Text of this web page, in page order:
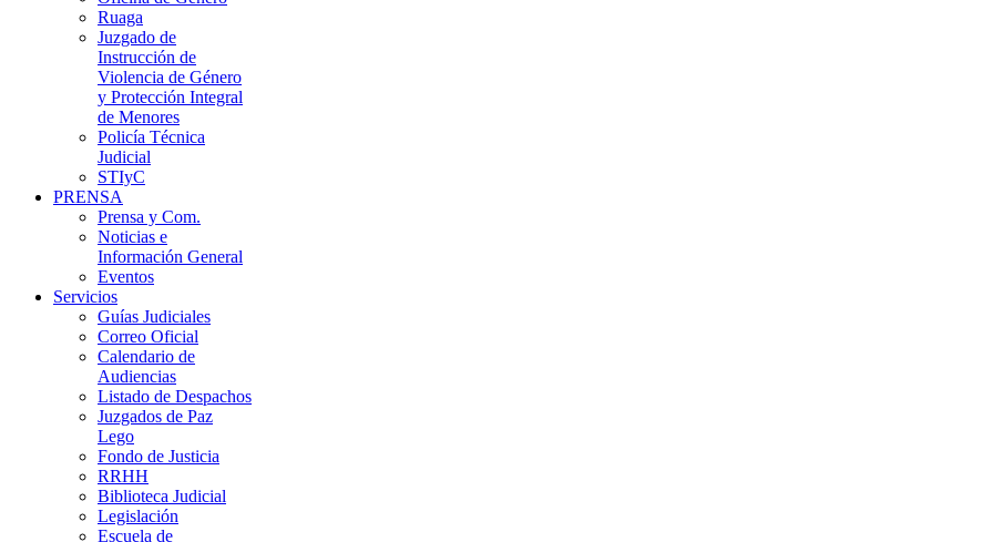
Ruaga
Juzgado de
Instrucción de
Violencia de Género
y Protección Integral
de Menores
Policía Técnica
Judicial
STIyC
PRENSA
Prensa y Com.
Noticias e
Información General
Eventos
Servicios
Guías Judiciales
Correo Oficial
Calendario de
Audiencias
Listado de Despachos
Juzgados de Paz
Lego
Fondo de Justicia
RRHH
Biblioteca Judicial
Legislación
Escuela de